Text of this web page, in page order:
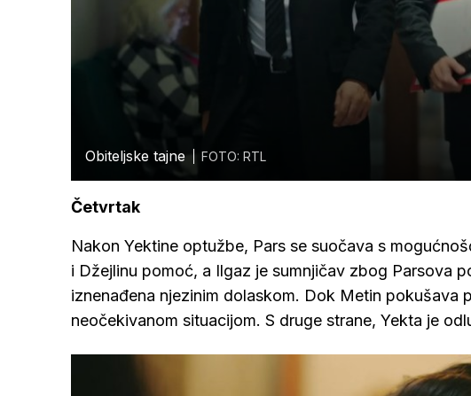
Obiteljske tajne FOTO: RTL
Četvrtak
Nakon Yektine optužbe, Pars se suočava s
i Džejlinu pomoć, a Ilgaz je sumnjičav zbog Parsova
iznenađena njezinim dolaskom. Dok Metin pokušava
neočekivanom situacijom. S druge strane, Yekta je